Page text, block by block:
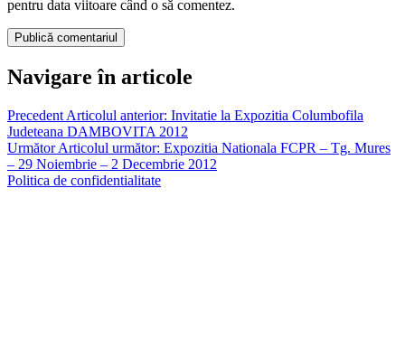
pentru data viitoare când o să comentez.
Navigare în articole
Precedent Articolul anterior: Invitatie la Expozitia Columbofila
Judeteana DAMBOVITA 2012
Următor Articolul următor: Expozitia Nationala FCPR – Tg. Mures
– 29 Noiembrie – 2 Decembrie 2012
Politica de confidentialitate